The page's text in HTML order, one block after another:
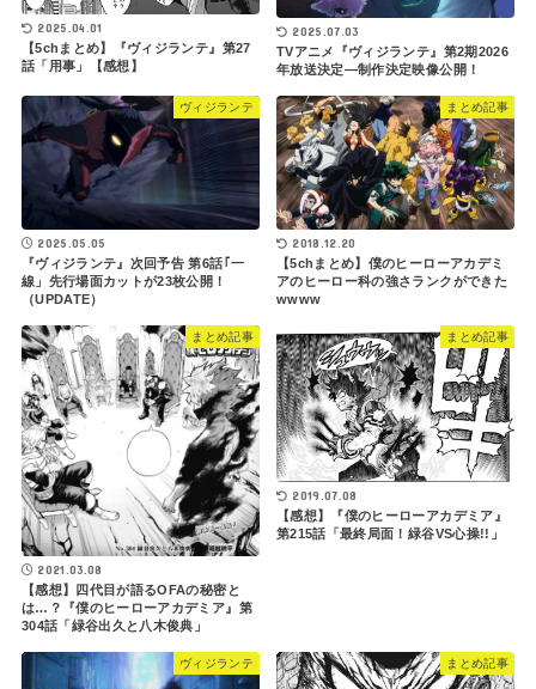
2025.04.01
【5chまとめ】『ヴィジランテ』第27
話「用事」【感想】
2025.07.03
TVアニメ『ヴィジランテ』第2期2026
年放送決定―制作決定映像公開！
ヴィジランテ
2025.05.05
『ヴィジランテ』次回予告 第6話｢一
線」先行場面カットが23枚公開！
（UPDATE）
まとめ記事
2018.12.20
【5chまとめ】僕のヒーローアカデミ
アのヒーロー科の強さランクができた
wwww
まとめ記事
2021.03.08
【感想】四代目が語るOFAの秘密と
は…？『僕のヒーローアカデミア』第
304話「緑谷出久と八木俊典」
まとめ記事
2019.07.08
【感想】『僕のヒーローアカデミア』
第215話「最終局面！緑谷VS心操!!」
ヴィジランテ まとめ記事